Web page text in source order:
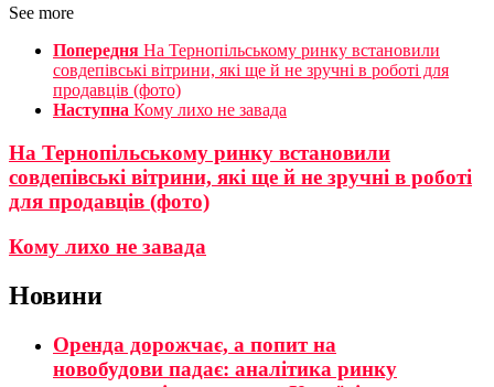
See more
Попередня На Тернопільському ринку встановили
совдепівські вітрини, які ще й не зручні в роботі для
продавців (фото)
Наступна Кому лихо не завада
На Тернопільському ринку встановили
совдепівські вітрини, які ще й не зручні в роботі
для продавців (фото)
Кому лихо не завада
Новини
Оренда дорожчає, а попит на
новобудови падає: аналітика ринку